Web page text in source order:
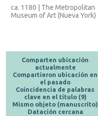
ca. 1180 | The Metropolitan
Museum of Art (Nueva York)
Comparten ubicación
actualmente
Compartieron ubicación en
el pasado
Coincidencia de palabras
clave en el título (9)
Mismo objeto (manuscrito)
Datación cercana